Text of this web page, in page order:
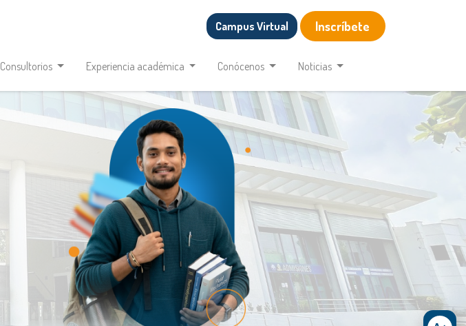
Campus Virtual Inscríbete
Consultorios Experiencia académica Conócenos Noticias